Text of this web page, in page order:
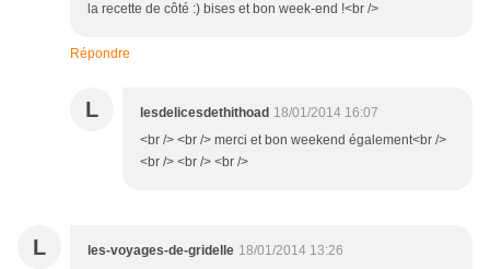
la recette de côté :) bises et bon week-end !<br />
Répondre
L lesdelicesdethithoad 18/01/2014 16:07
<br /> <br /> merci et bon weekend également<br />
<br /> <br /> <br />
L les-voyages-de-gridelle 18/01/2014 13:26